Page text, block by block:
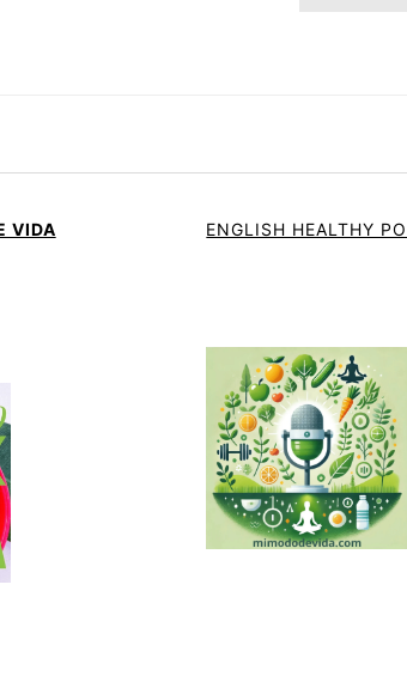
VIDA
ENGLISH HEALTHY